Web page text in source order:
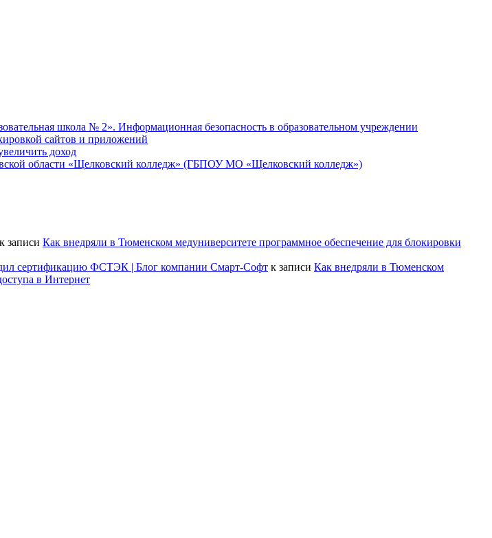
школа № 2». Информационная безопасность в образовательном учреждении
сайтов и приложений
доход
области «Щелковский колледж» (ГБПОУ МО «Щелковский колледж»)
к записи Как внедряли в Тюменском медуниверситете программное обеспечение для блокировки
сертификацию ФСТЭК | Блог компании Смарт-Софт к записи Как внедряли в Тюменском
в Интернет